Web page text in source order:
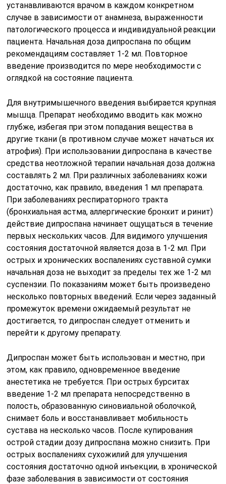
устанавливаются врачом в каждом конкретном
случае в зависимости от анамнеза, выраженности
патологического процесса и индивидуальной реакции
пациента. Начальная доза дипроспана по общим
рекомендациям составляет 1-2 мл. Повторное
введение производится по мере необходимости с
оглядкой на состояние пациента.
Для внутримышечного введения выбирается крупная
мышца. Препарат необходимо вводить как можно
глубже, избегая при этом попадания вещества в
другие ткани (в противном случае может начаться их
атрофия). При использовании дипроспана в качестве
средства неотложной терапии начальная доза должна
составлять 2 мл. При различных заболеваниях кожи
достаточно, как правило, введения 1 мл препарата.
При заболеваниях респираторного тракта
(бронхиальная астма, аллергические бронхит и ринит)
действие дипроспана начинает ощущаться в течение
первых нескольких часов. Для видимого улучшения
состояния достаточной является доза в 1-2 мл. При
острых и хронических воспалениях суставной сумки
начальная доза не выходит за пределы тех же 1-2 мл
суспензии. По показаниям может быть произведено
несколько повторных введений. Если через заданный
промежуток времени ожидаемый результат не
достигается, то дипроспан следует отменить и
перейти к другому препарату.
Дипроспан может быть использован и местно, при
этом, как правило, одновременное введение
анестетика не требуется. При острых бурситах
введение 1-2 мл препарата непосредственно в
полость, образованную синовиальной оболочкой,
снимает боль и восстанавливает мобильность
сустава на несколько часов. После купирования
острой стадии дозу дипроспана можно снизить. При
острых воспалениях сухожилий для улучшения
состояния достаточно одной инъекции, в хронической
фазе заболевания в зависимости от состояния